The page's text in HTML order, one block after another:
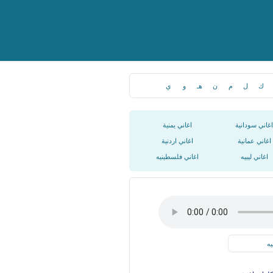
ك ل م ن هـ و ي
اغاني سودانية اغاني يمنية
اغاني عمانية اغاني اردنية
اغاني ليبيه اغاني فلسطينيه